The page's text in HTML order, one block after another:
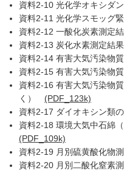
資料2-10 光化学オキシダ
資料2-11 光化学スモッグ
資料2-12 一酸化炭素測定
資料2-13 炭化水素測定結
資料2-14 有害大気汚染物
資料2-15 有害大気汚染
資料2-16 有害大気汚染物
く） (PDF_123k)
資料2-17 ダイオキシン類
資料2-18 環境大気中石綿
(PDF_109k)
資料2-19 月別硫黄酸化物
資料2-20 月別二酸化窒素